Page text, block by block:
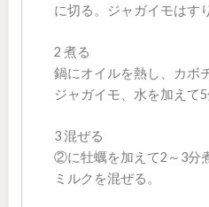
に切る。ジャガイモはす
2 煮る
鍋にオイルを熱し、カボ
ジャガイモ、水を加えて5
3 混ぜる
②に牡蠣を加えて2～3分
ミルクを混ぜる。